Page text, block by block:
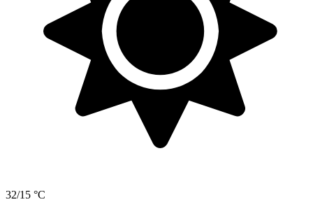
32/15 °C